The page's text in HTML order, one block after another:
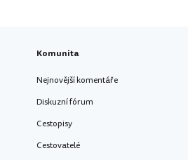
Komunita
Nejnovější komentáře
Diskuzní fórum
Cestopisy
Cestovatelé